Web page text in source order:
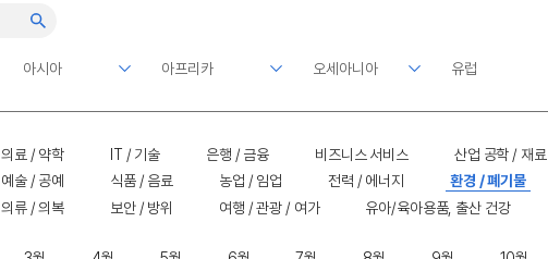
의료 / 약학 IT / 기술 은행 / 금융 비즈니스 서비스 산업 공학 / 재료
예술 / 공예 식품 / 음료 농업 / 임업 전력 / 에너지 환경 / 폐기물
의류 / 의복 보안 / 방위 여행 / 관광 / 여가 유아/육아용품, 출산 건강